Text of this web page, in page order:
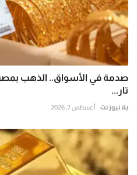
صدمة في الأسواق.. الذهب
تار...
يلا نيوز نت أغسطس 7, 2026